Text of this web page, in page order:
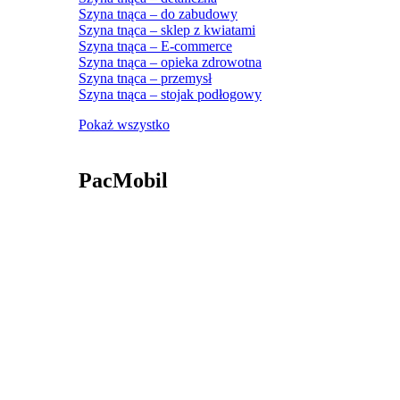
Szyna tnąca – do zabudowy
Szyna tnąca – sklep z kwiatami
Szyna tnąca – E-commerce
Szyna tnąca – opieka zdrowotna
Szyna tnąca – przemysł
Szyna tnąca – stojak podłogowy
Pokaż wszystko
PacMobil